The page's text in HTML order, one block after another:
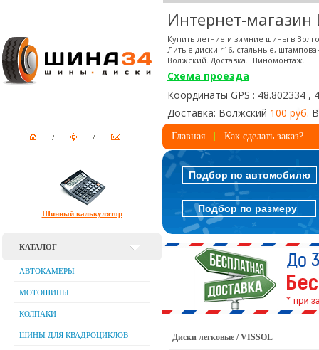
Интернет-
Купить летние и зимние шины в
Литые диски r16, стальные,
Волжский. Доставка. Шиномонтаж.
Схема проезда
Координаты GPS : 48.802334 ,
Доставка: Волжский 100 руб.
Главная Как сделать заказ?
Шинный калькулятор
КАТАЛОГ
АВТОКАМЕРЫ
МОТОШИНЫ
КОЛПАКИ
ШИНЫ ДЛЯ КВАДРОЦИКЛОВ
Подбор по автомобилю
Подбор по размеру
Диски легковые / VISSOL